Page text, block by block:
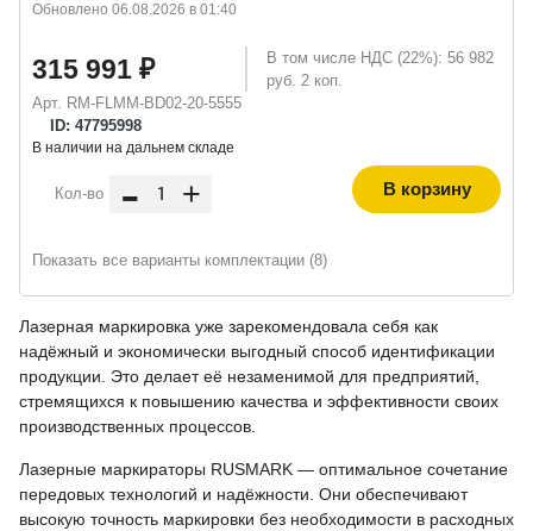
Арт. RM-FLMM-BD02-20-5555
ID: 47795998
Обновлено 06.08.2026 в 01:40
315 991 ₽
В том числе НДС (22%): 56 982
руб. 2 коп.
В наличии на дальнем складе
Кол-во - + В корзину
Показать все варианты комплектации (8)
Лазерная маркировка уже зарекомендовала себя как
надёжный и экономически выгодный способ идентификации
продукции. Это делает её незаменимой для предприятий,
стремящихся к повышению качества и эффективности своих
производственных процессов.
Лазерные маркираторы RUSMARK — оптимальное сочетание
передовых технологий и надёжности. Они обеспечивают
высокую точность маркировки без необходимости в расходных